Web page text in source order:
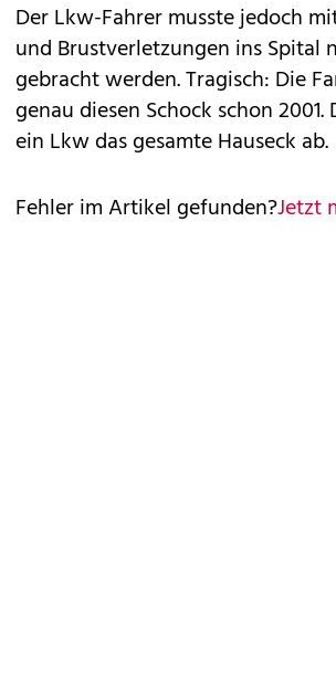
Der Lkw-Fahrer musste jedoch
und Brustverletzungen ins Spital
gebracht werden. Tragisch: Die
genau diesen Schock schon 2001.
ein Lkw das gesamte Hauseck ab.
Fehler im Artikel gefunden?Jetzt